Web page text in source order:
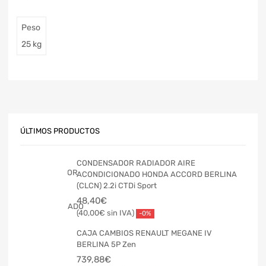
Peso
25 kg
ÚLTIMOS PRODUCTOS
CONDENSADOR RADIADOR AIRE
ACONDICIONADO HONDA ACCORD BERLINA
(CLCN) 2.2i CTDi Sport
48,40€
40,00€ -0%
CAJA CAMBIOS RENAULT MEGANE IV
BERLINA 5P Zen
739,88€